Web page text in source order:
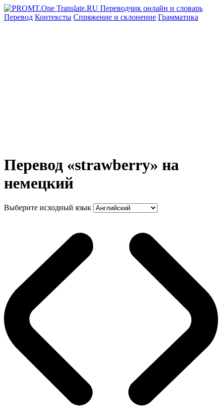
Перевод Контексты Спряжение и склонение Грамматика
Перевод «strawberry» на
немецкий
Выберите исходный язык